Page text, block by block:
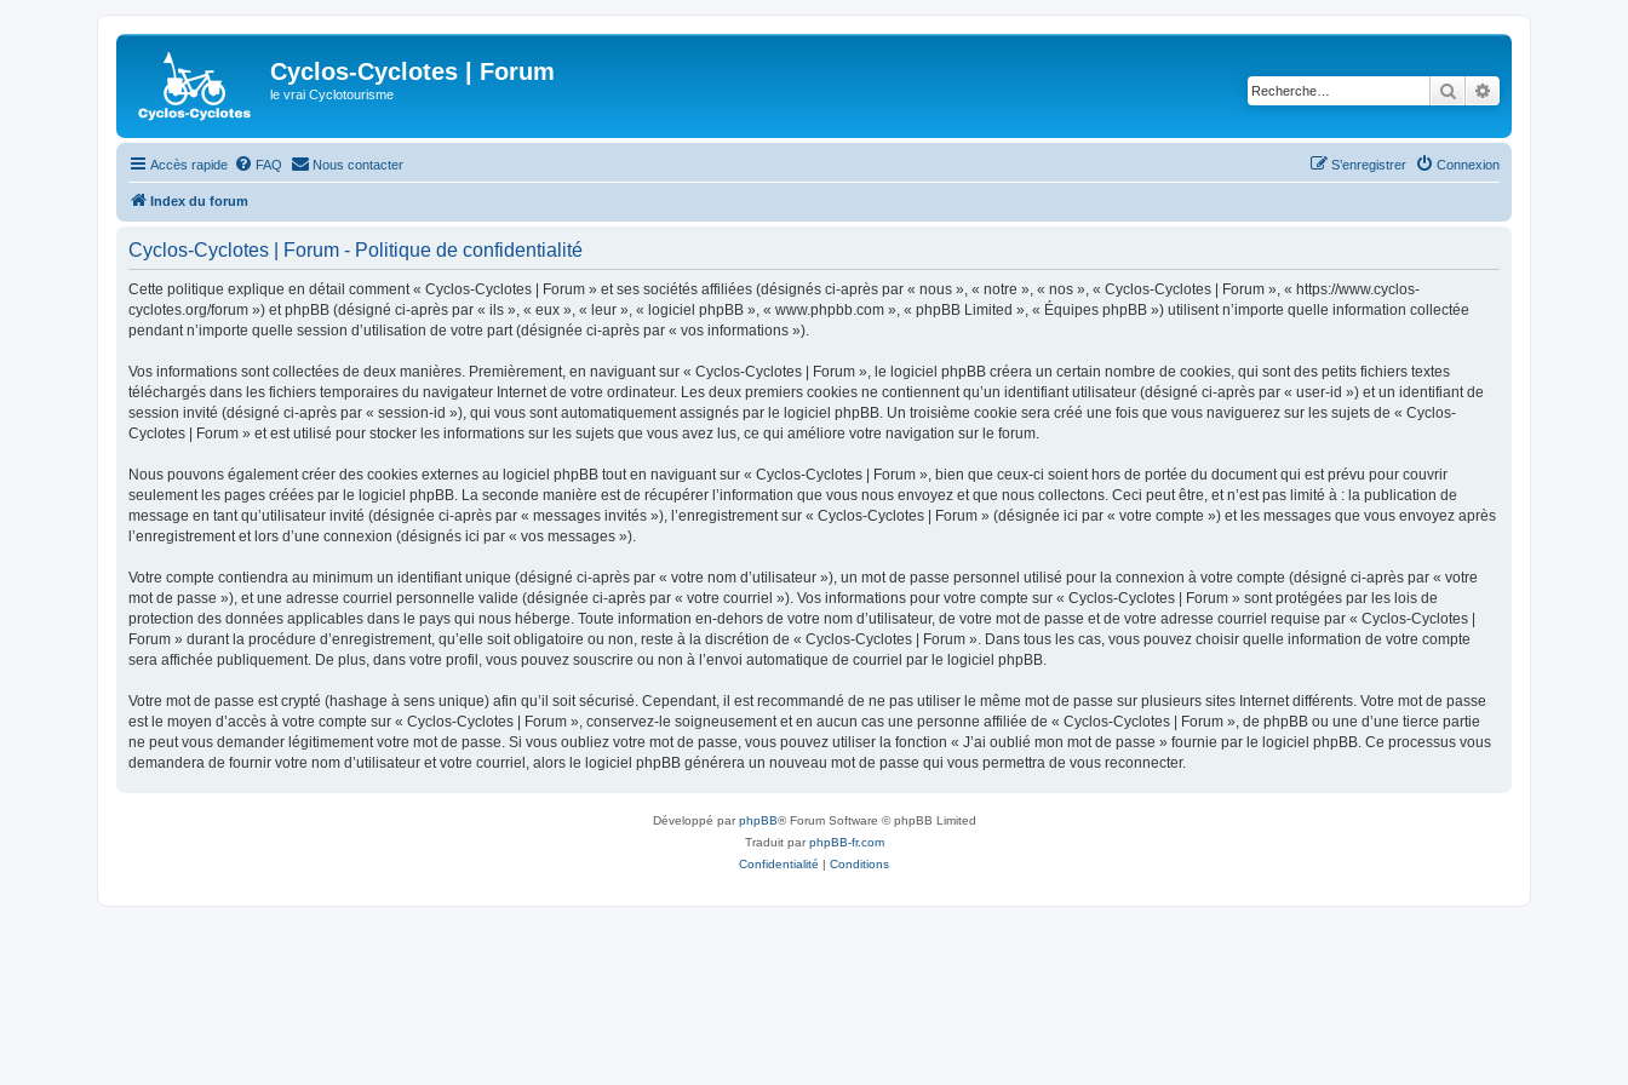
Cyclos-Cyclotes | Forum
le vrai Cyclotourisme Rechercher
Accès rapide FAQ Nous contacter Connexion
S’enregistrer
Index du forum
Cyclos-Cyclotes | Forum - Politique de confidentialité
Cette politique explique en détail comment « Cyclos-Cyclotes | Forum » et ses sociétés affiliées (désignés ci-après par « nous », « notre », « nos », « Cyclos-Cyclotes | Forum », « https://www.cyclos-
cyclotes.org/forum ») et phpBB (désigné ci-après par « ils », « eux », « leur », « logiciel phpBB », « www.phpbb.com », « phpBB Limited », « Équipes phpBB ») utilisent n’importe quelle information collectée
pendant n’importe quelle session d’utilisation de votre part (désignée ci-après par « vos informations »).
Vos informations sont collectées de deux manières. Premièrement, en naviguant sur « Cyclos-Cyclotes | Forum », le logiciel phpBB créera un certain nombre de cookies, qui sont des petits fichiers textes
téléchargés dans les fichiers temporaires du navigateur Internet de votre ordinateur. Les deux premiers cookies ne contiennent qu’un identifiant utilisateur (désigné ci-après par « user-id ») et un identifiant de
session invité (désigné ci-après par « session-id »), qui vous sont automatiquement assignés par le logiciel phpBB. Un troisième cookie sera créé une fois que vous naviguerez sur les sujets de « Cyclos-
Cyclotes | Forum » et est utilisé pour stocker les informations sur les sujets que vous avez lus, ce qui améliore votre navigation sur le forum.
Nous pouvons également créer des cookies externes au logiciel phpBB tout en naviguant sur « Cyclos-Cyclotes | Forum », bien que ceux-ci soient hors de portée du document qui est prévu pour couvrir
seulement les pages créées par le logiciel phpBB. La seconde manière est de récupérer l’information que vous nous envoyez et que nous collectons. Ceci peut être, et n’est pas limité à : la publication de
message en tant qu’utilisateur invité (désignée ci-après par « messages invités »), l’enregistrement sur « Cyclos-Cyclotes | Forum » (désignée ici par « votre compte ») et les messages que vous envoyez après
l’enregistrement et lors d’une connexion (désignés ici par « vos messages »).
Votre compte contiendra au minimum un identifiant unique (désigné ci-après par « votre nom d’utilisateur »), un mot de passe personnel utilisé pour la connexion à votre compte (désigné ci-après par « votre
mot de passe »), et une adresse courriel personnelle valide (désignée ci-après par « votre courriel »). Vos informations pour votre compte sur « Cyclos-Cyclotes | Forum » sont protégées par les lois de
protection des données applicables dans le pays qui nous héberge. Toute information en-dehors de votre nom d’utilisateur, de votre mot de passe et de votre adresse courriel requise par « Cyclos-Cyclotes |
Forum » durant la procédure d’enregistrement, qu’elle soit obligatoire ou non, reste à la discrétion de « Cyclos-Cyclotes | Forum ». Dans tous les cas, vous pouvez choisir quelle information de votre compte
sera affichée publiquement. De plus, dans votre profil, vous pouvez souscrire ou non à l’envoi automatique de courriel par le logiciel phpBB.
Votre mot de passe est crypté (hashage à sens unique) afin qu’il soit sécurisé. Cependant, il est recommandé de ne pas utiliser le même mot de passe sur plusieurs sites Internet différents. Votre mot de passe
est le moyen d’accès à votre compte sur « Cyclos-Cyclotes | Forum », conservez-le soigneusement et en aucun cas une personne affiliée de « Cyclos-Cyclotes | Forum », de phpBB ou une d’une tierce partie
ne peut vous demander légitimement votre mot de passe. Si vous oubliez votre mot de passe, vous pouvez utiliser la fonction « J’ai oublié mon mot de passe » fournie par le logiciel phpBB. Ce processus vous
demandera de fournir votre nom d’utilisateur et votre courriel, alors le logiciel phpBB générera un nouveau mot de passe qui vous permettra de vous reconnecter.
Développé parphpBB® Forum Software © phpBB Limited
Traduit parphpBB-fr.com
Confidentialité | Conditions